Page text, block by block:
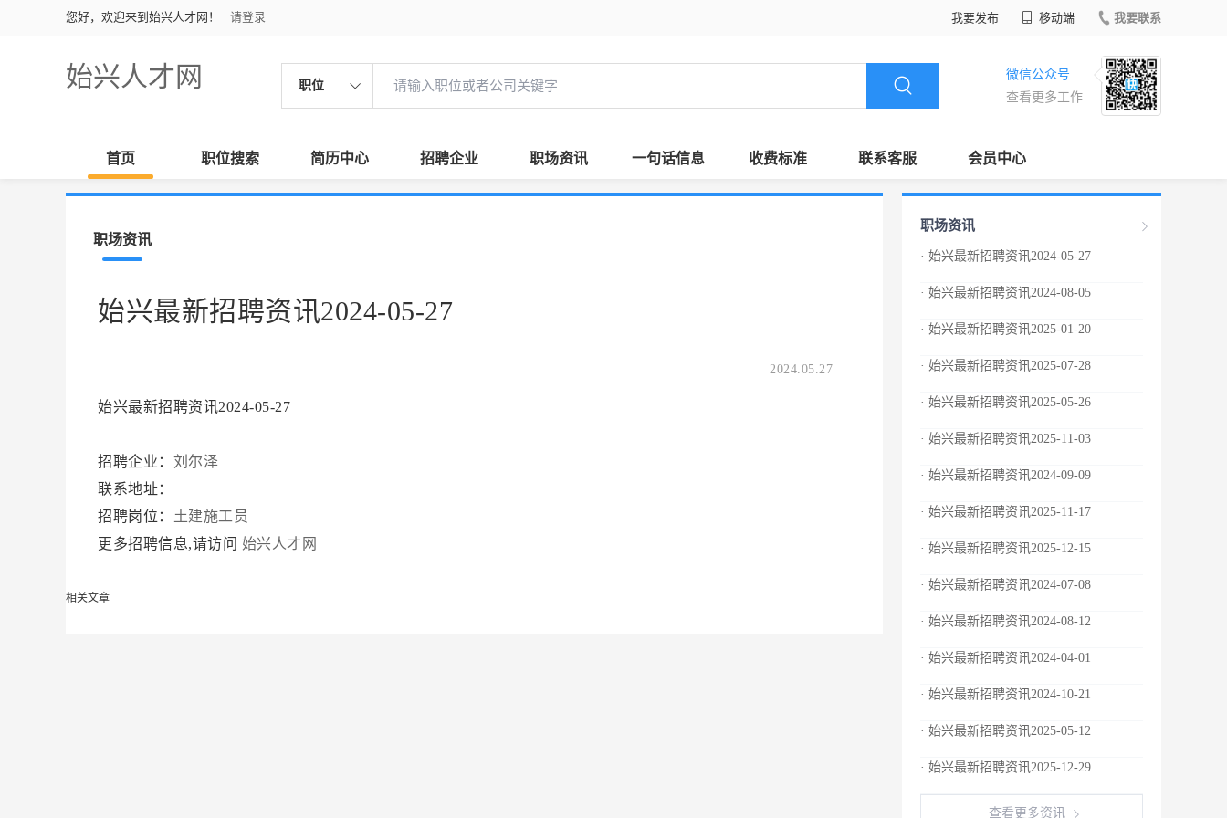
您好，欢迎来到始兴人才网！ 请登录 我要发布 移动端 我要联系
始兴人才网 职位
微信公众号
查看更多工作
首页 职位搜索 简历中心 招聘企业 职场资讯 一句话信息 收费标准 联系客服 会员中心
职场资讯
始兴最新招聘资讯2024-05-27
2024.05.27
始兴最新招聘资讯2024-05-27
招聘企业： 刘尔泽
联系地址：
招聘岗位： 土建施工员
更多招聘信息,请访问 始兴人才网
相关文章
职场资讯
· 始兴最新招聘资讯2024-05-27
· 始兴最新招聘资讯2024-08-05
· 始兴最新招聘资讯2025-01-20
· 始兴最新招聘资讯2025-07-28
· 始兴最新招聘资讯2025-05-26
· 始兴最新招聘资讯2025-11-03
· 始兴最新招聘资讯2024-09-09
· 始兴最新招聘资讯2025-11-17
· 始兴最新招聘资讯2025-12-15
· 始兴最新招聘资讯2024-07-08
· 始兴最新招聘资讯2024-08-12
· 始兴最新招聘资讯2024-04-01
· 始兴最新招聘资讯2024-10-21
· 始兴最新招聘资讯2025-05-12
· 始兴最新招聘资讯2025-12-29
查看更多资讯